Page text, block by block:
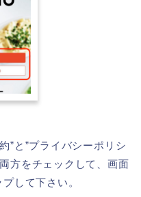
”と”プライバシーポリシ
方をチェックして、画面
して下さい。